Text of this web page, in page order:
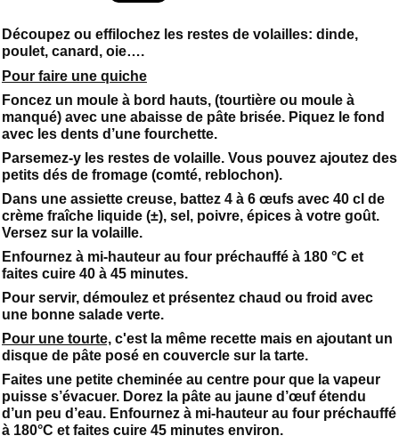
Découpez ou effilochez les restes de volailles: dinde,
poulet, canard, oie….
Pour faire une quiche
Foncez un moule à bord hauts, (tourtière ou moule à
manqué) avec une abaisse de pâte brisée. Piquez le fond
avec les dents d’une fourchette.
Parsemez-y les restes de volaille. Vous pouvez ajoutez des
petits dés de fromage (comté, reblochon).
Dans une assiette creuse, battez 4 à 6 œufs avec 40 cl de
crème fraîche liquide (±), sel, poivre, épices à votre goût.
Versez sur la volaille.
Enfournez à mi-hauteur au four préchauffé à 180 °C et
faites cuire 40 à 45 minutes.
Pour servir, démoulez et présentez chaud ou froid avec
une bonne salade verte.
Pour une tourte, c'est la même recette mais en ajoutant un
disque de pâte posé en couvercle sur la tarte.
Faites une petite cheminée au centre pour que la vapeur
puisse s’évacuer. Dorez la pâte au jaune d’œuf étendu
d’un peu d’eau. Enfournez à mi-hauteur au four préchauffé
à 180°C et faites cuire 45 minutes environ.